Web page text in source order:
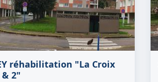
réhabilitation "La Croix
& 2"